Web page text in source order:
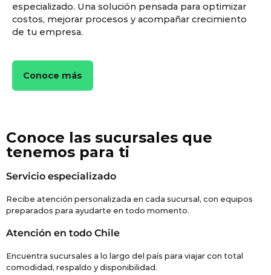
especializado. Una solución pensada para optimizar
costos, mejorar procesos y acompañar crecimiento
de tu empresa.
Conoce más
Conoce las sucursales que
tenemos para ti
Servicio especializado
Recibe atención personalizada en cada sucursal, con equipos
preparados para ayudarte en todo momento.
Atención en todo Chile
Encuentra sucursales a lo largo del país para viajar con total
comodidad, respaldo y disponibilidad.